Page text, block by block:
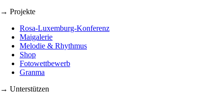
→ Projekte
Rosa-Luxemburg-Konferenz
Maigalerie
Melodie & Rhythmus
Shop
Fotowettbewerb
Granma
→ Unterstützen